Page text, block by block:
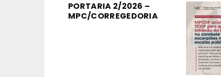
PORTARIA 2/2026 –
MPC/CORREGEDORIA